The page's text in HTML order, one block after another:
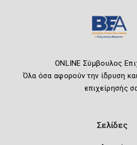
ONLINE Σύμβουλος
Όλα όσα αφορούν την ίδρυση
επιχείρησής
Σελίδες